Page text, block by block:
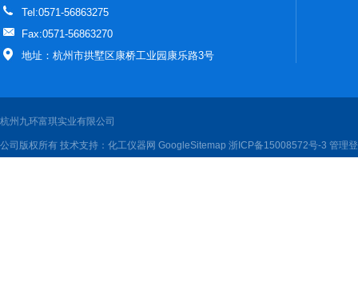
Tel:0571-56863275
Fax:0571-56863270
地址：杭州市拱墅区康桥工业园康乐路3号
杭州九环富琪实业有限公司
公司版权所有 技术支持： 化工仪器网 GoogleSitemap 浙ICP备15008572号-3 管理